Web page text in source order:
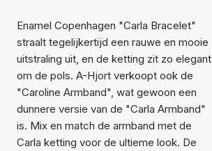
Enamel Copenhagen "Carla Bracelet"
straalt tegelijkertijd een rauwe en mooie
uitstraling uit, en de ketting zit zo elegant
om de pols. A-Hjort verkoopt ook de
"Caroline Armband", wat gewoon een
dunnere versie van de "Carla Armband"
is. Mix en match de armband met de
Carla ketting voor de ultieme look. De